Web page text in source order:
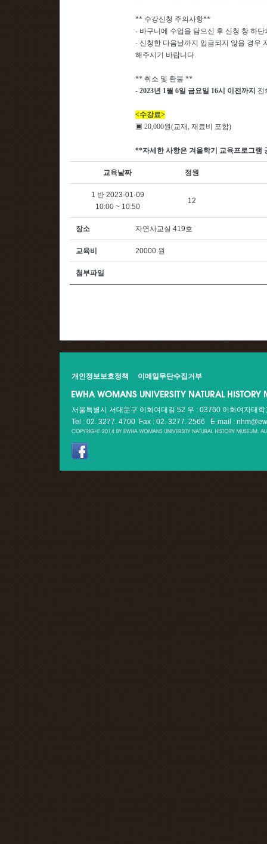
** 수강신청 주의사항**
- 바구니에 수업을 담으신 후 신청 창 하
- 신청한 다음날까지 입금되지 않을 경우
해주시기 바랍니다.
** 취소 및 환불 **
- 2023년 1월 6일 금요일 16시 이전까지 전
<수강료>
▣ 20,000원(교재, 재료비 포함)
**자세한 사항은 겨울학기 교육프로그램
교육날짜 정원
1 반 2023-01-09
10:00 ~ 10:50
12
장소 자연사교실 419호
교육비 20000 원
첨부파일
개인정보보호정책 이메일무단수집거부
서울특별시 서대문구 이화여대길 52 우 : 03760 이화여자대
Tel : 02. 3277. 4700 Fax : 02. 3277. 2566
E-mail :